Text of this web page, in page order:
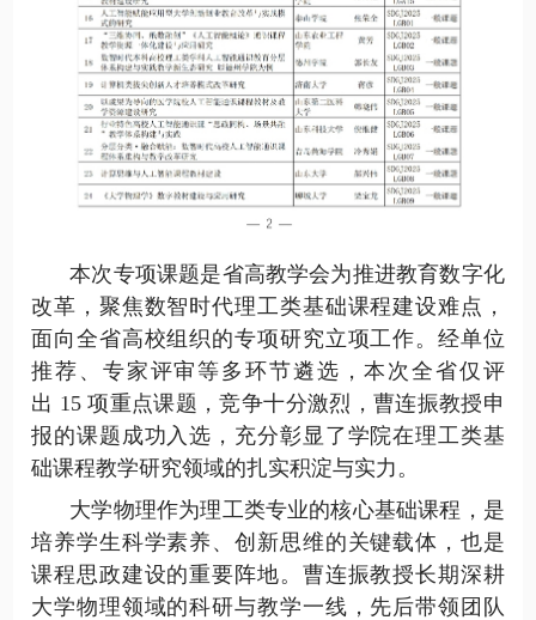
本次专项课题是省高教学会为推进教育数字化
改革，聚焦数智时代理工类基础课程建设难点，
面向全省高校组织的专项研究立项工作。经单位
推荐、专家评审等多环节遴选，本次全省仅评
出 15 项重点课题，竞争十分激烈， 曹连振教授申
报的课题成功入选，充分彰显了学院在理工类基
础课程教学研究领域的扎实积淀与实力。
大学物理作为理工类专业的核心基础课程，是
培养学生科学素养、创新思维的关键载体，也是
课程思政建设的重要阵地。曹连振教授长期深耕
大学物理领域的科研与教学一线，先后带领团队